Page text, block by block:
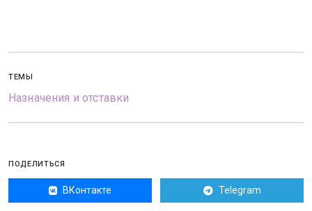
ТЕМЫ
Назначения и отставки
ПОДЕЛИТЬСЯ
ВКонтакте Telegram